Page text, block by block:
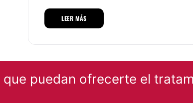
Tratamientos anticelulíticos
Desde $ 350 hasta $ 3,500
LEER MÁS
que puedan ofrecerte el